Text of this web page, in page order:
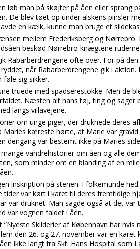
løb man på skøjter på åen eller sprang
De blev tøet op under alskens pinsler
en kælk, kunne man bruge et
mellem Frederiksberg og
beskød Nørrebro-knægtene
Rabarberdrengene ofte over. For på
når Rabarberdrengene gik i
føle sig sikker.
truede med spadserestokke. Men de
Næsten alt hans tøj, ting og sager
langs villavejene.
om unge piger, der druknede deres
Maries kæreste hørte, at Marie var gravid
dengang var bestemt ikke på Maries
vandrehistorier om åen og alle
som minder om en blanding af en
inskription på stenen. I folkemunde
tider var kørt i karet til deres fremtidige
var druknet. Man sagde også at det
var vognen faldet i åen.
”Nyeste Skilderier af København har
den 26. og 27. november var en
ikke langt fra Skt. Hans Hospital som